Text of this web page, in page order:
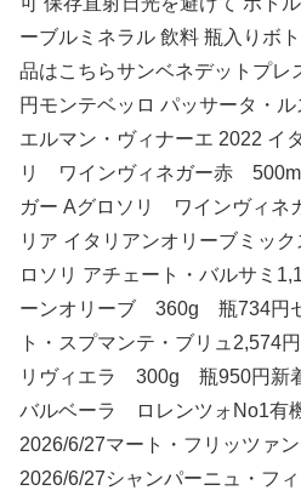
ーブルミネラル 飲料 瓶入りボ
品はこちらサンベネデットプレ
円モンテベッロ パッサータ・
エルマン・ヴィナーエ 2022 イ
リ ワインヴィネガー赤
ガー Aグロソリ ワインヴィネ
リア イタリアンオリーブミッ
ロソリ アチェート・バルサミ
ーンオリーブ 360g 瓶734円
ト・スプマンテ・ブリュ2,574
リヴィエラ 300g 瓶950円新
バルベーラ ロレンツォNo1有
2026/6/27マート・フリッツァ
2026/6/27シャンパーニュ・フ